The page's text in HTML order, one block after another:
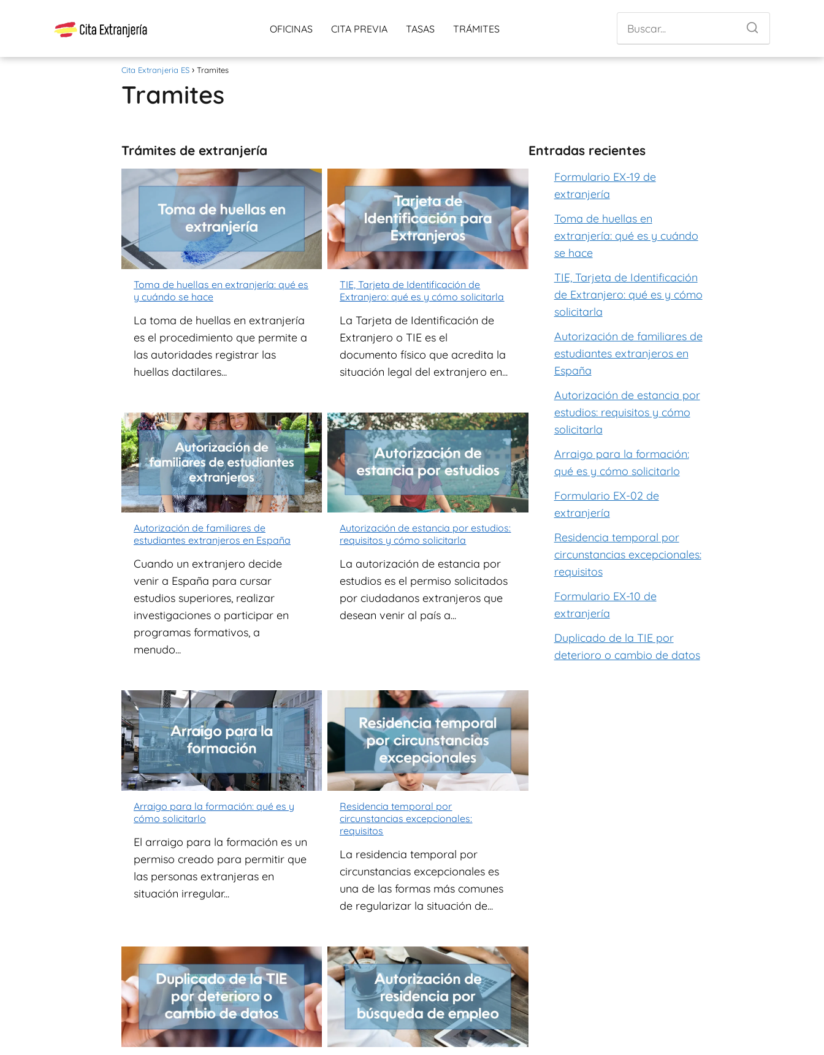
OFICINAS CITA PREVIA TASAS TRÁMITES
Cita Extranjeria ES Tramites
Tramites
Trámites de extranjería
Toma de huellas en extranjería: qué es
y cuándo se hace
La toma de huellas en extranjería
es el procedimiento que permite a
las autoridades registrar las
huellas dactilares...
TIE, Tarjeta de Identificación de
Extranjero: qué es y cómo solicitarla
La Tarjeta de Identificación de
Extranjero o TIE es el
documento físico que acredita la
situación legal del extranjero en...
Autorización de familiares de
estudiantes extranjeros en España
Cuando un extranjero decide
venir a España para cursar
estudios superiores, realizar
investigaciones o participar en
programas formativos, a
menudo...
Autorización de estancia por estudios:
requisitos y cómo solicitarla
La autorización de estancia por
estudios es el permiso solicitados
por ciudadanos extranjeros que
desean venir al país a...
Arraigo para la formación: qué es y
cómo solicitarlo
El arraigo para la formación es un
permiso creado para permitir que
las personas extranjeras en
situación irregular...
Residencia temporal por
circunstancias excepcionales:
requisitos
La residencia temporal por
circunstancias excepcionales es
una de las formas más comunes
de regularizar la situación de...
Entradas recientes
Formulario EX-19 de
extranjería
Toma de huellas en
extranjería: qué es y cuándo
se hace
TIE, Tarjeta de Identificación
de Extranjero: qué es y cómo
solicitarla
Autorización de familiares de
estudiantes extranjeros en
España
Autorización de estancia por
estudios: requisitos y cómo
solicitarla
Arraigo para la formación:
qué es y cómo solicitarlo
Formulario EX-02 de
extranjería
Residencia temporal por
circunstancias excepcionales:
requisitos
Formulario EX-10 de
extranjería
Duplicado de la TIE por
deterioro o cambio de datos